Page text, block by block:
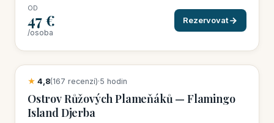
OD
47 €
/osoba
Rezervovat
★ 4,8(167 recenzí)·5 hodin
Ostrov Růžových Plameňáků — Flamingo
Island Djerba